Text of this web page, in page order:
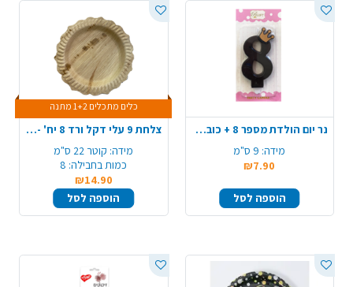
נר יום הולדת מספר 8 + כובע כתר - שחור מט
מידה: 9 ס"מ
₪7.90
הוספה לסל
כלים מתכלים 1+2 מתנה
צלחת 9 עלי דקל ורד 8 יח' - בינוני
מידה: קוטר 22 ס"מ
כמות בחבילה: 8
₪14.90
הוספה לסל